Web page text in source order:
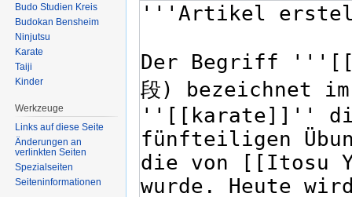
Budo Studien Kreis
Budokan Bensheim
Ninjutsu
Karate
Taiji
Kinder
Werkzeuge
Links auf diese Seite
Änderungen an
verlinkten Seiten
Spezialseiten
Seiten­informationen